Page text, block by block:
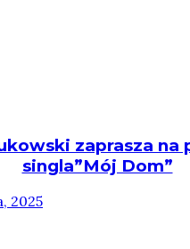
zaprasza na
singla”Mój Dom”
2025